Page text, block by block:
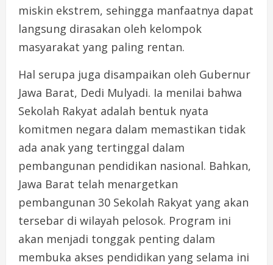
miskin ekstrem, sehingga manfaatnya dapat
langsung dirasakan oleh kelompok
masyarakat yang paling rentan.
Hal serupa juga disampaikan oleh Gubernur
Jawa Barat, Dedi Mulyadi. Ia menilai bahwa
Sekolah Rakyat adalah bentuk nyata
komitmen negara dalam memastikan tidak
ada anak yang tertinggal dalam
pembangunan pendidikan nasional. Bahkan,
Jawa Barat telah menargetkan
pembangunan 30 Sekolah Rakyat yang akan
tersebar di wilayah pelosok. Program ini
akan menjadi tonggak penting dalam
membuka akses pendidikan yang selama ini